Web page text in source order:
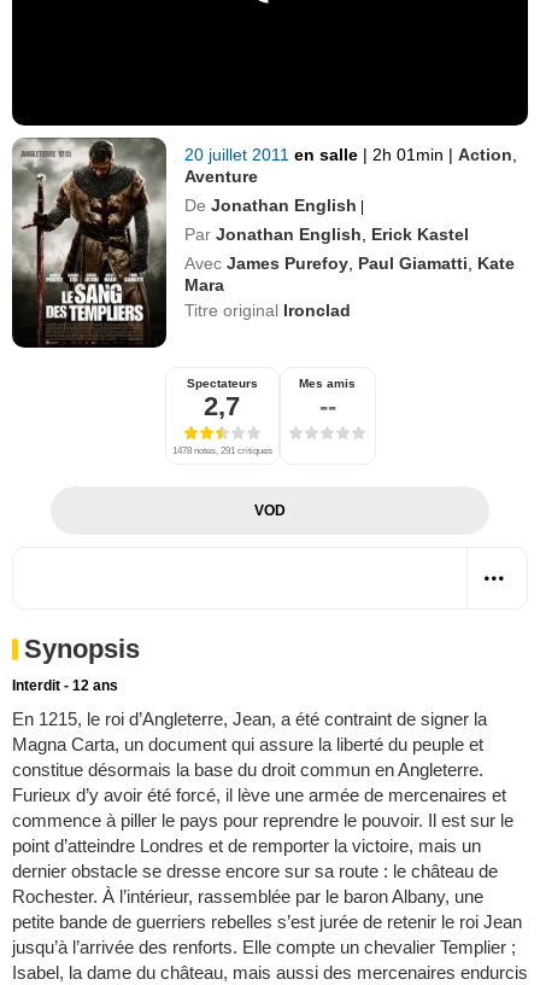
20 juillet 2011en salle | 2h 01min | Action
Aventure
De Jonathan English |
Par Jonathan English
Erick Kastel
Avec James Purefoy Paul Giamatti
Kate
Mara
Titre original Ironclad
Spectateurs
2,7
1478 notes, 291 critiques
Mes amis
--
VOD
Synopsis
Interdit - 12 ans
En 1215, le roi d’Angleterre, Jean, a été contraint de signer la
Magna Carta, un document qui assure la liberté du peuple et
constitue désormais la base du droit commun en Angleterre.
Furieux d’y avoir été forcé, il lève une armée de mercenaires et
commence à piller le pays pour reprendre le pouvoir. Il est sur le
point d’atteindre Londres et de remporter la victoire, mais un
dernier obstacle se dresse encore sur sa route : le château de
Rochester. À l’intérieur, rassemblée par le baron Albany, une
petite bande de guerriers rebelles s’est jurée de retenir le roi Jean
jusqu’à l’arrivée des renforts. Elle compte un chevalier Templier ;
Isabel, la dame du château, mais aussi des mercenaires endurcis